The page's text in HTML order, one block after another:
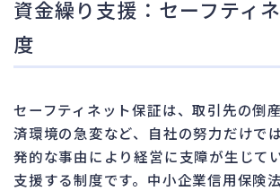
資金繰り支援：セーフティ
度
セーフティネット保証は、取引先の倒
済環境の急変など、自社の努力だけで
発的な事由により経営に支障が生じて
支援する制度です。中小企業信用保険